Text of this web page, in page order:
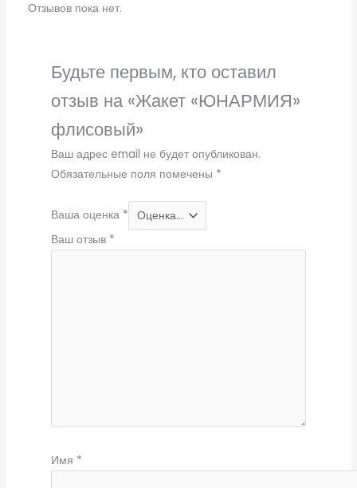
Отзывов пока нет.
Будьте первым, кто оставил
отзыв на «Жакет «ЮНАРМИЯ»
флисовый»
Ваш адрес email не будет опубликован.
Обязательные поля помечены *
Ваша оценка *
Ваш отзыв *
Имя *